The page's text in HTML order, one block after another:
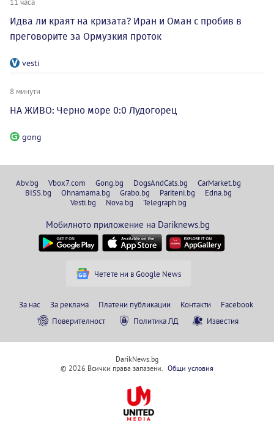
Идва ли краят на кризата? Иран и Оман с пробив в
преговорите за Ормузкия проток
vesti
8 минути
НА ЖИВО: Черно море 0:0 Лудогорец
gong
Abv.bg Vbox7.com Gong.bg DogsAndCats.bg
CarMarket.bg
BISS.bg
Ohnamama.bg Grabo.bg Pariteni.bg
Edna.bg
Vesti.bg
Nova.bg Telegraph.bg
Мобилното приложение на Dariknews.bg
Четете ни в Google News
За нас За реклама Платени публикации Контакти
Facebook
Поверителност
Политика ЛД Известия
DarikNews.bg
© 2026 Всички права запазени. Общи условия